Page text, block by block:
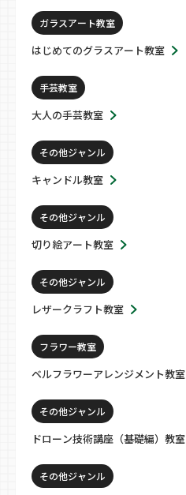
ガラスアート教室
はじめてのグラスアート教室
手芸教室
大人の手芸教室
その他ジャンル
キャンドル教室
その他ジャンル
切り絵アート教室
その他ジャンル
レザークラフト教室
フラワー教室
ベルフラワーアレンジメント教室
その他ジャンル
ドローン技術講座（基礎編）教室
その他ジャンル